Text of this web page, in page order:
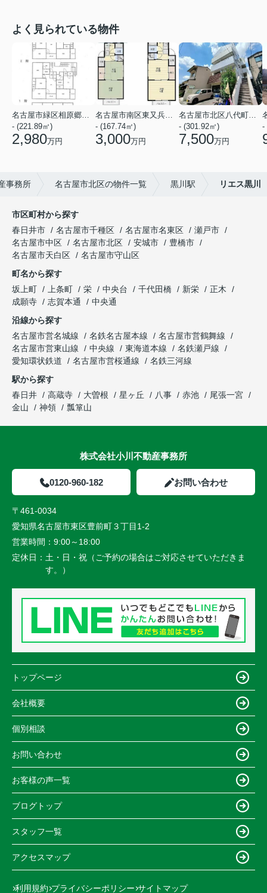
よく見られている物件
名古屋市緑区相原郷１丁目
- (221.89㎡)
2,980万円
名古屋市南区東又兵ヱ町４丁目
- (167.74㎡)
3,000万円
名古屋市北区八代町２丁目
- (301.92㎡)
7,500万円
-
事務所 名古屋市北区の物件一覧 黒川駅 リエス黒川
市区町村から探す
春日井市
名古屋市千種区 名古屋市名東区
瀬戸市
名古屋市中区
名古屋市北区 安城市
豊橋市
名古屋市天白区
名古屋市守山区
町名から探す
坂上町
上条町 栄 中央台 千代田橋 新栄
正木
成願寺
志賀本通
中央通
沿線から探す
名古屋市営名城線
名鉄名古屋本線
名古屋市営鶴舞線
名古屋市営東山線
中央線 東海道本線
名鉄瀬戸線
愛知環状鉄道
名古屋市営桜通線
名鉄三河線
駅から探す
春日井
高蔵寺 大曽根 星ヶ丘 八事 赤池
尾張一宮
金山
神領 瓢箪山
株式会社小川不動産事務所
0120-960-182 お問い合わせ
〒461-0034
愛知県名古屋市東区豊前町３丁目1-2
営業時間： 9:00～18:00
定休日： 土・日・祝（ご予約の場合はご対応させていただきま
す。）
トップページ
会社概要
個別相談
お問い合わせ
お客様の声一覧
ブログトップ
スタッフ一覧
アクセスマップ
利用規約 プライバシーポリシー サイトマップ